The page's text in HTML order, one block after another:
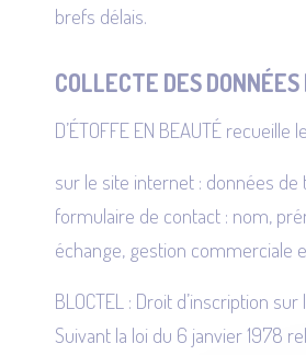
brefs délais.
COLLECTE DES
D’ÉTOFFE EN BEAUTÉ
sur le site internet : données
formulaire de contact : nom,
échange, gestion commerciale
BLOCTEL : Droit d’inscription
Suivant la loi du 6 janvier 1978